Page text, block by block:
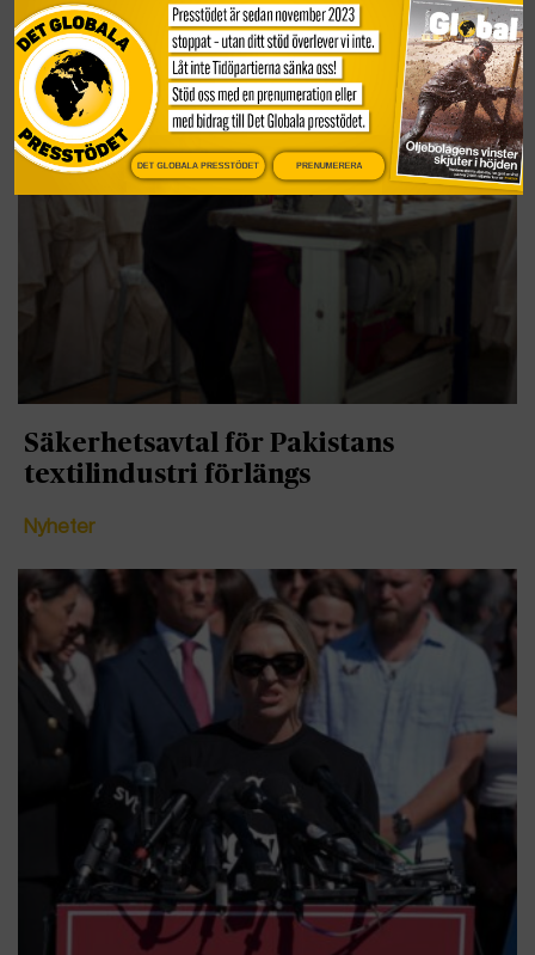
Säkerhetsavtal för Pakistans
textilindustri förlängs
Nyheter
DET GLOBALA PRESSTÖDET PRENUMERERA